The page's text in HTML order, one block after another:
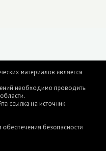
материалов является
необходимо проводить
ссылка на источник
безопасности